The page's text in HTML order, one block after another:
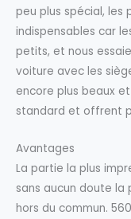
peu plus spécial, les
indispensables car
petits, et nous
voiture avec les
encore plus beaux
standard et offrent
Avantages
La partie la plus
sans aucun doute
hors du commun.